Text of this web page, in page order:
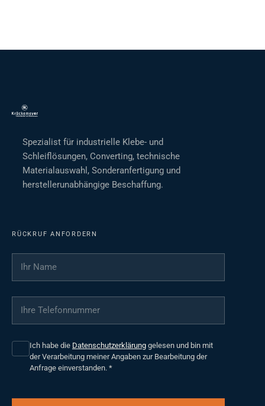
Spezialist für industrielle Klebe- und
Schleiflösungen, Converting, technische
Materialauswahl, Sonderanfertigung und
herstellerunabhängige Beschaffung.
RÜCKRUF ANFORDERN
Ihr Name
Ihre Telefonnummer
Ich habe die Datenschutzerklärung gelesen und bin mit
der Verarbeitung meiner Angaben zur Bearbeitung der
Anfrage einverstanden. *